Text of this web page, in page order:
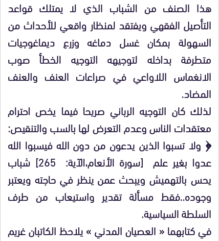
هذا الصنف من الشباب الذي لا يمتلك قواعد
التأصيل الفقهي ويفتقد لمنظار واقعي للأحداث من
السهولة بمكان غسل دماغه وزرع ديماغوجيات
متطرفة بداخله لتوجيهه التوجيه الخطأ صوب
الانغماس اللاواعي في صراعات العنف والعنف
المضاد.
لذلك كان التوجيه الرباني صريحا فيما يخص احترام
معتقدات الناس وعدم التعرض لها بالسب والتنقيص:
﴿ ولا تسبوا الذين يدعون من دون الله فيسبوا الله
عدوا بغير علم [سورة الأنعام،الآية: 265] شباب
يحس بالتهميش ويبحث عمن ينظر في حاجته ويعتبر
وجوده..فقط مسألة تقدير واستيعاب من طرف
السلطة السياسية.
في كتابهما « العصيان المدني » يلاحظ الكاتبان غريم